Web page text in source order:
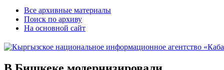
Все архивные материалы
Поиск по архиву
На основной сайт